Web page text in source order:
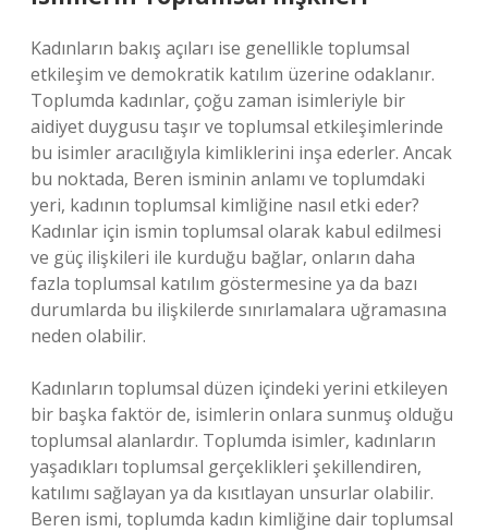
Kadınların bakış açıları ise genellikle toplumsal
etkileşim ve demokratik katılım üzerine odaklanır.
Toplumda kadınlar, çoğu zaman isimleriyle bir
aidiyet duygusu taşır ve toplumsal etkileşimlerinde
bu isimler aracılığıyla kimliklerini inşa ederler. Ancak
bu noktada, Beren isminin anlamı ve toplumdaki
yeri, kadının toplumsal kimliğine nasıl etki eder?
Kadınlar için ismin toplumsal olarak kabul edilmesi
ve güç ilişkileri ile kurduğu bağlar, onların daha
fazla toplumsal katılım göstermesine ya da bazı
durumlarda bu ilişkilerde sınırlamalara uğramasına
neden olabilir.
Kadınların toplumsal düzen içindeki yerini etkileyen
bir başka faktör de, isimlerin onlara sunmuş olduğu
toplumsal alanlardır. Toplumda isimler, kadınların
yaşadıkları toplumsal gerçeklikleri şekillendiren,
katılımı sağlayan ya da kısıtlayan unsurlar olabilir.
Beren ismi, toplumda kadın kimliğine dair toplumsal